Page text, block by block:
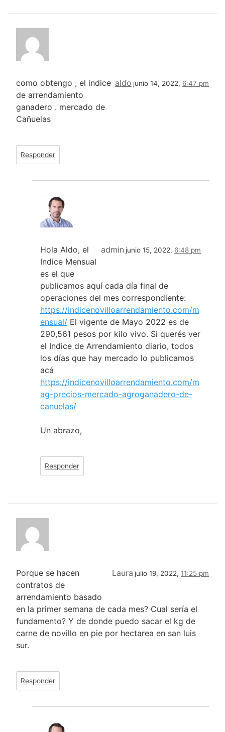
aldo junio 14, 2022, 6:47 pm
como obtengo , el indice
de arrendamiento
ganadero . mercado de
Cañuelas
Responder
admin junio 15, 2022, 6:48 pm
Hola Aldo, el
Indice Mensual
es el que
publicamos aquí cada día final de
operaciones del mes correspondiente:
https://indicenovilloarrendamiento.com/m
ensual/ El vigente de Mayo 2022 es de
290,561 pesos por kilo vivo. Si querés ver
el Indice de Arrendamiento diario, todos
los días que hay mercado lo publicamos
acá
https://indicenovilloarrendamiento.com/m
ag-precios-mercado-agroganadero-de-
canuelas/
Un abrazo,
Responder
Laura julio 19, 2022, 11:25 pm
Porque se hacen
contratos de
arrendamiento basado
en la primer semana de cada mes? Cual sería el
fundamento? Y de donde puedo sacar el kg de
carne de novillo en pie por hectarea en san luis
sur.
Responder